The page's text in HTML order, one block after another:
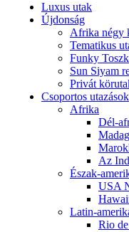
Luxus utak
Újdonság
Afrika négy
Tematikus
Funky
Sun Siyam
Privát
Csoportos utazások
Afrika
Dél-
Az
Észak-
USA
Latin-
Rio